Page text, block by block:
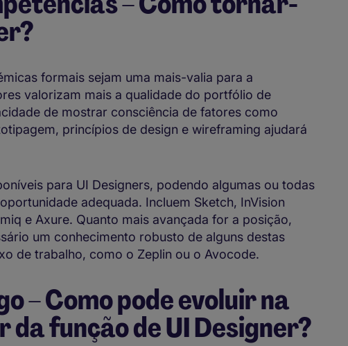
formais sejam uma mais-valia para a
valorizam mais a qualidade do portfólio de
de mostrar consciência de fatores como
princípios de design e wireframing ajudará
para UI Designers, podendo algumas ou todas
adequada. Incluem Sketch, InVision
e Axure. Quanto mais avançada for a posição,
um conhecimento robusto de alguns destas
de trabalho, como o Zeplin ou o Avocode.
– Como pode evoluir na
função de UI Designer?